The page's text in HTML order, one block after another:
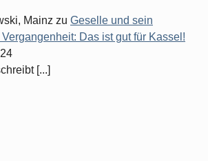
Mainz zu Geselle und sein
Das ist gut für Kassel!
[...]